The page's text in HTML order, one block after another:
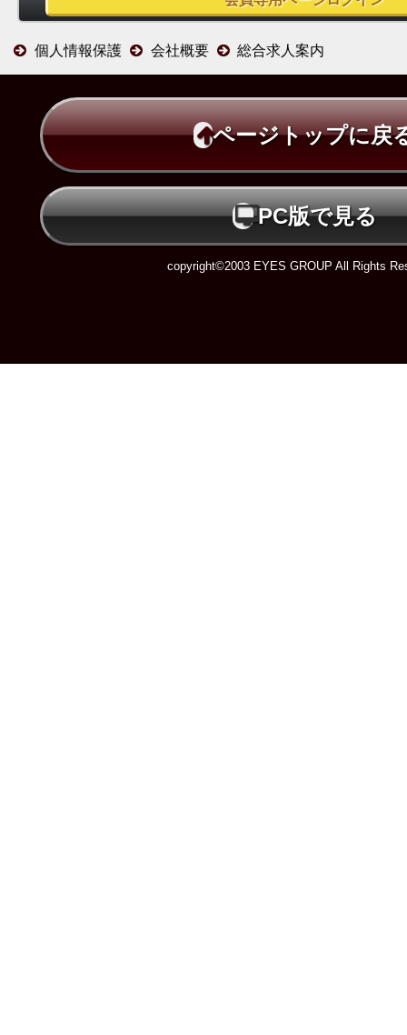
個人情報保護 会社概要 総合求人案内
ページトップに戻
PC版で見る
copyright©2003 EYES GROUP All Rights